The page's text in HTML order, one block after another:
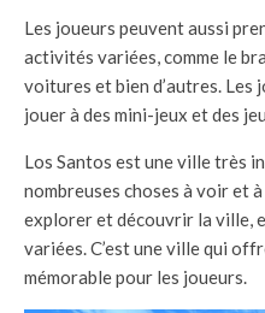
Les joueurs peuvent aussi
activités variées, comme le
voitures et bien d’autres. Les
jouer à des mini-jeux et des
Los Santos est une ville très
nombreuses choses à voir et
explorer et découvrir la ville,
variées. C’est une ville qui
mémorable pour les joueurs.